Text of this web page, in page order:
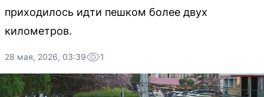
приходилось идти пешком более двух
километров.
28 мая, 2026, 03:39 1